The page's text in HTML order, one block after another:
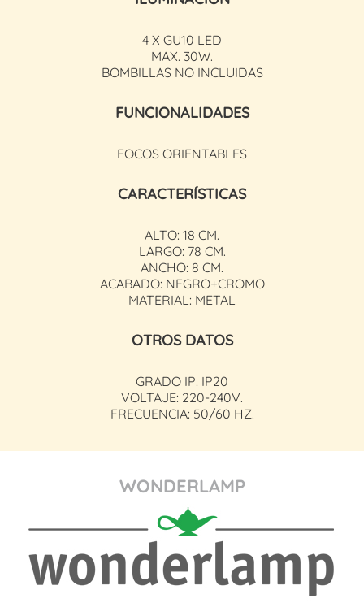
4 X GU10 LED
MAX. 30W.
BOMBILLAS NO INCLUIDAS
FUNCIONALIDADES
FOCOS ORIENTABLES
CARACTERÍSTICAS
ALTO: 18 CM.
LARGO: 78 CM.
ANCHO: 8 CM.
ACABADO: NEGRO+CROMO
MATERIAL: METAL
OTROS DATOS
GRADO IP: IP20
VOLTAJE: 220-240V.
FRECUENCIA: 50/60 HZ.
WONDERLAMP